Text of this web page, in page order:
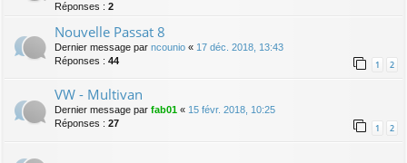
Réponses : 2
Nouvelle Passat 8
Dernier message par ncounio « 17 déc. 2018, 13:43
Réponses : 44 1 2
VW - Multivan
Dernier message par fab01 « 15 févr. 2018, 10:25
Réponses : 27 1 2